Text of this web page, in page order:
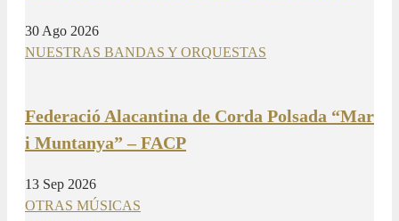
30 Ago 2026
NUESTRAS BANDAS Y ORQUESTAS
Federació Alacantina de Corda Polsada “Mar
i Muntanya” – FACP
13 Sep 2026
OTRAS MÚSICAS